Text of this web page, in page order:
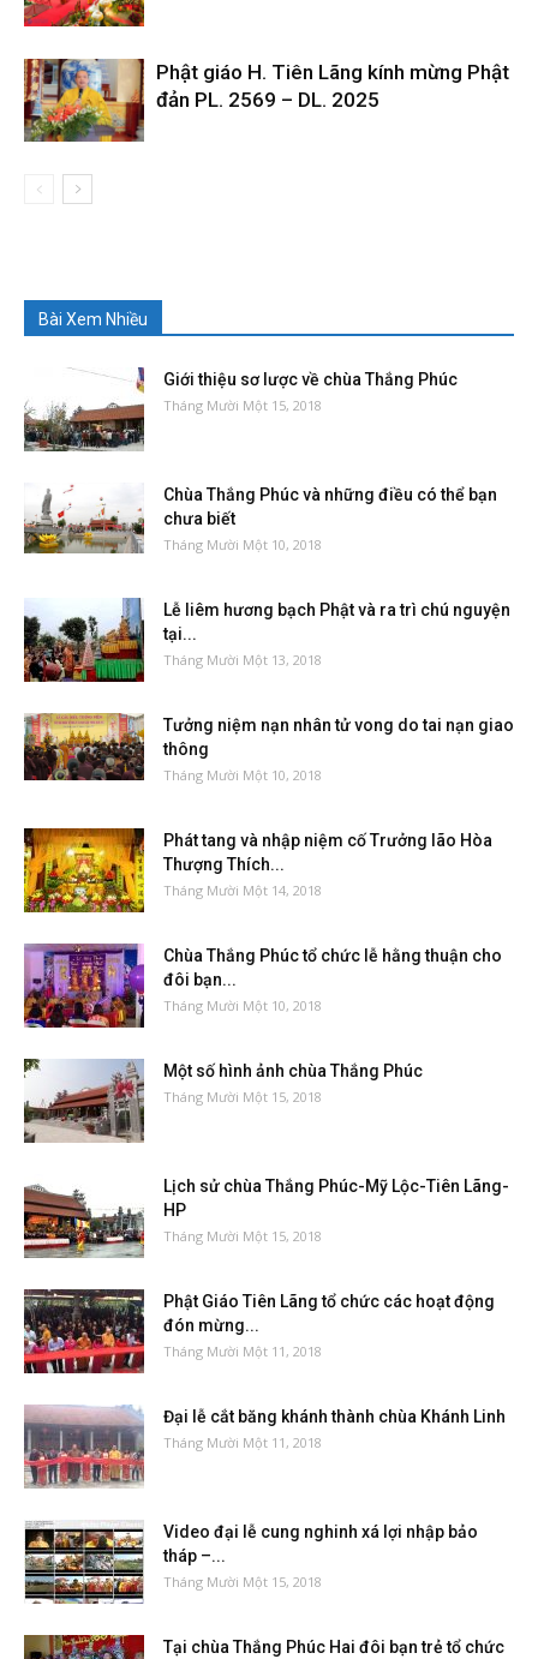
Phật giáo H. Tiên Lãng kính mừng Phật
đản PL. 2569 – DL. 2025
Bài Xem Nhiều
Giới thiệu sơ lược về chùa Thắng Phúc
Tháng Mười Một 15, 2018
Chùa Thắng Phúc và những điều có thể bạn
chưa biết
Tháng Mười Một 10, 2018
Lễ liêm hương bạch Phật và ra trì chú nguyện
tại...
Tháng Mười Một 13, 2018
Tưởng niệm nạn nhân tử vong do tai nạn giao
thông
Tháng Mười Một 10, 2018
Phát tang và nhập niệm cố Trưởng lão Hòa
Thượng Thích...
Tháng Mười Một 14, 2018
Chùa Thắng Phúc tổ chức lễ hằng thuận cho
đôi bạn...
Tháng Mười Một 10, 2018
Một số hình ảnh chùa Thắng Phúc
Tháng Mười Một 15, 2018
Lịch sử chùa Thắng Phúc-Mỹ Lộc-Tiên Lãng-
HP
Tháng Mười Một 15, 2018
Phật Giáo Tiên Lãng tổ chức các hoạt động
đón mừng...
Tháng Mười Một 11, 2018
Đại lễ cắt băng khánh thành chùa Khánh Linh
Tháng Mười Một 11, 2018
Video đại lễ cung nghinh xá lợi nhập bảo
tháp –...
Tháng Mười Một 15, 2018
Tại chùa Thắng Phúc Hai đôi bạn trẻ tổ chức